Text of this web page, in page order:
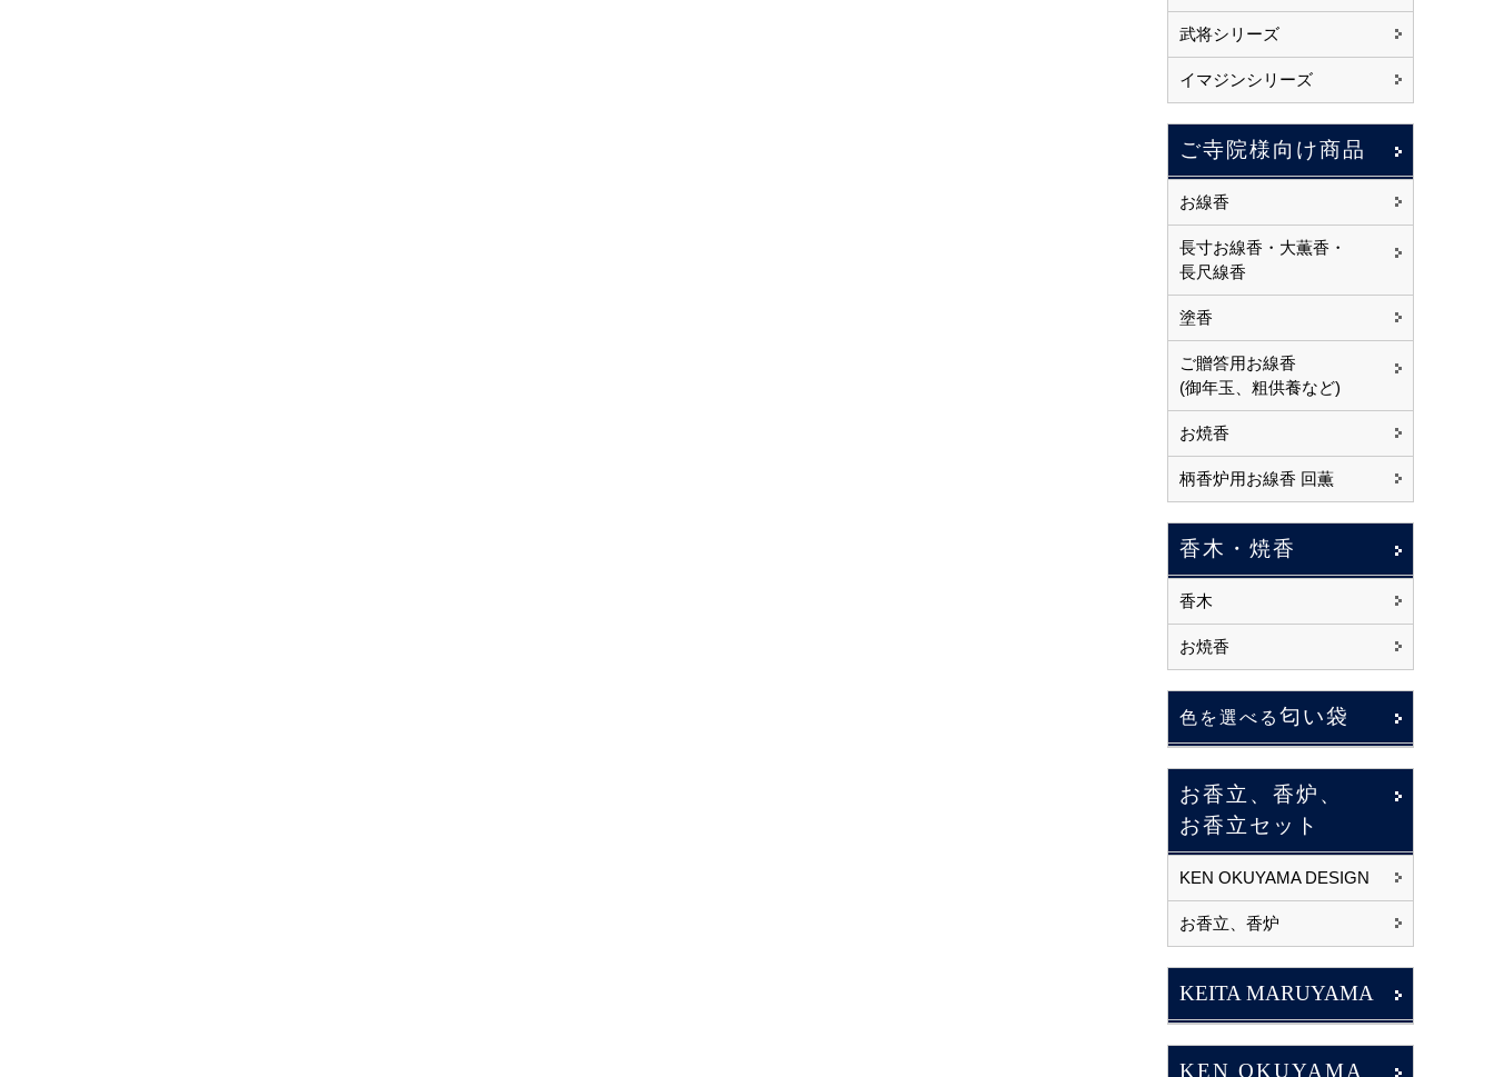
武将シリーズ
イマジンシリーズ
ご寺院様向け商品
お線香
長寸お線香・大薫香・
長尺線香
塗香
ご贈答用お線香
(御年玉、粗供養など)
お焼香
柄香炉用お線香 回薫
香木・焼香
香木
お焼香
色を選べる 匂い袋
お香立、香炉、
お香立セット
KEN OKUYAMA DESIGN
お香立、香炉
KEITA MARUYAMA
KEN OKUYAMA